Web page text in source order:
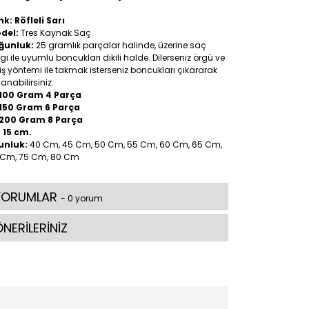
Röfleli Sarı
Tres Kaynak Saç
25 gramlık parçalar halinde, üzerine saç
ile uyumlu boncukları dikili halde. Dilerseniz örgü ve
yöntemi ile takmak isterseniz boncukları çıkararak
Gram 4 Parça
Gram 6 Parça
200 Gram 8 Parça
15 cm.
40 Cm, 45 Cm, 50 Cm, 55 Cm, 60 Cm, 65 Cm,
75 Cm, 80 Cm
- 0 yorum